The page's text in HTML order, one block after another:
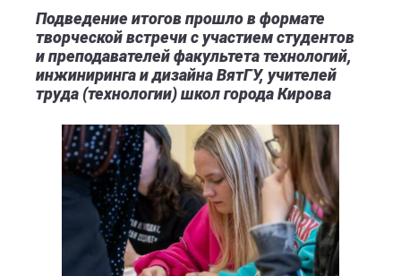
Подведение итогов прошло в формате
творческой встречи с участием студентов
и преподавателей факультета технологий,
инжиниринга и дизайна ВятГУ, учителей
труда (технологии) школ города Кирова